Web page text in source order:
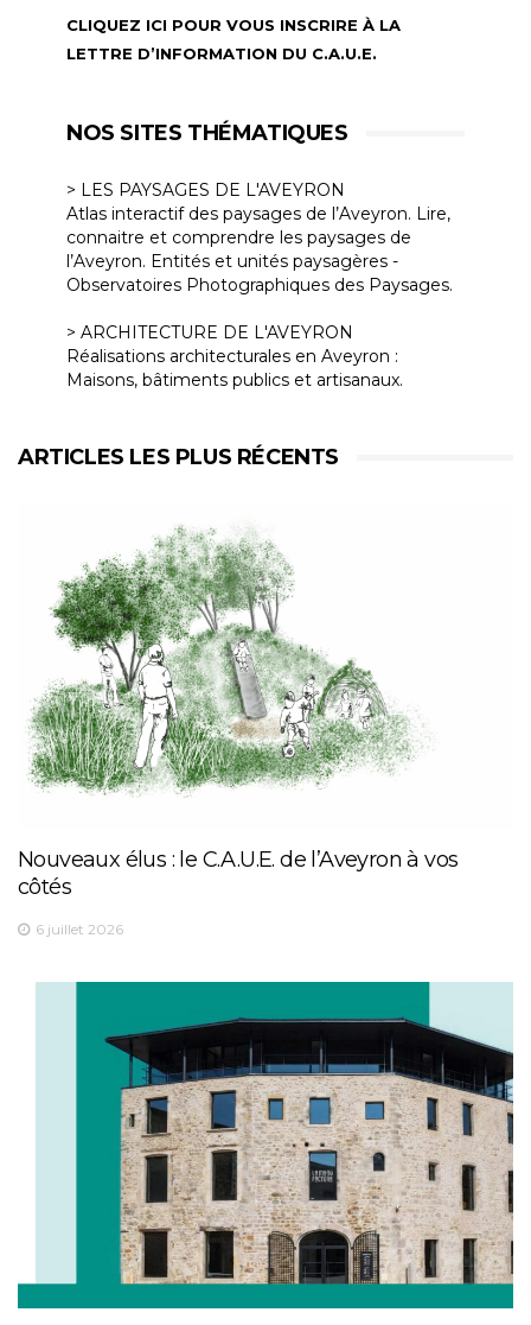
CLIQUEZ ICI POUR VOUS INSCRIRE À LA
LETTRE D’INFORMATION DU C.A.U.E.
NOS SITES THÉMATIQUES
> LES PAYSAGES DE L'AVEYRON
Atlas interactif des paysages de l’Aveyron. Lire,
connaitre et comprendre les paysages de
l’Aveyron. Entités et unités paysagères -
Observatoires Photographiques des Paysages.
> ARCHITECTURE DE L'AVEYRON
Réalisations architecturales en Aveyron :
Maisons, bâtiments publics et artisanaux.
ARTICLES LES PLUS RÉCENTS
Nouveaux élus : le C.A.U.E. de l’Aveyron à vos
côtés
6 juillet 2026